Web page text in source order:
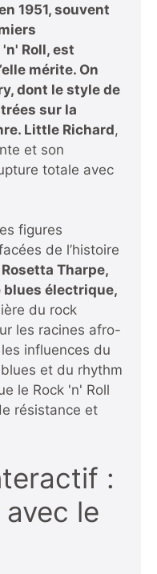
1951, souvent
Roll, est
mérite. On
dont le style de
sur la
Little Richard,
et son
totale avec
figures
de l’histoire
Tharpe,
blues électrique,
du rock
les racines afro-
influences du
et du rhythm
le Rock 'n' Roll
résistance et
:
le